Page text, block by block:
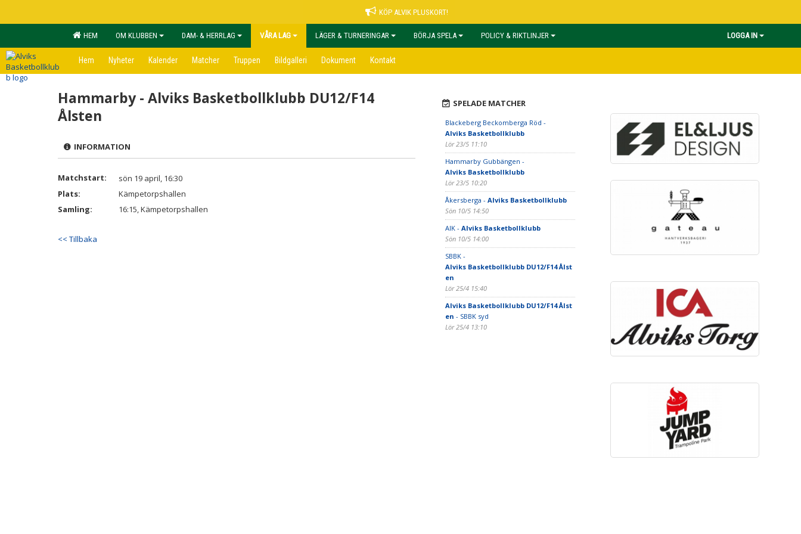
KÖP ALVIK PLUSKORT!
HEM OM KLUBBEN DAM- & HERRLAG VÅRA LAG LÄGER & TURNERINGAR BÖRJA SPELA POLICY & RIKTLINJER LOGGA IN
Hem Nyheter Kalender Matcher Truppen Bildgalleri Dokument Kontakt
Hammarby - Alviks Basketbollklubb DU12/F14
Ålsten
INFORMATION
Matchstart:
sön 19 april, 16:30
Plats:
Kämpetorpshallen
Samling:
16:15, Kämpetorpshallen
<< Tillbaka
SPELADE MATCHER
Blackeberg Beckomberga Röd -
Alviks Basketbollklubb
Lör 23/5 11:10
Hammarby Gubbängen -
Alviks Basketbollklubb
Lör 23/5 10:20
Åkersberga - Alviks Basketbollklubb
Sön 10/5 14:50
AIK - Alviks Basketbollklubb
Sön 10/5 14:00
SBBK -
Alviks Basketbollklubb DU12/F14 Ålst
en
Lör 25/4 15:40
Alviks Basketbollklubb DU12/F14 Ålst
en - SBBK syd
Lör 25/4 13:10